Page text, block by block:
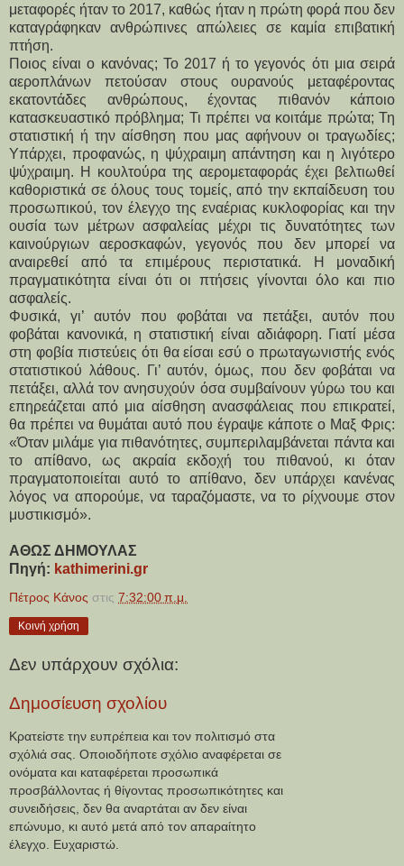
μεταφορές ήταν το 2017, καθώς ήταν η πρώτη φορά που δεν
καταγράφηκαν ανθρώπινες απώλειες σε καμία επιβατική
πτήση.
Ποιος είναι ο κανόνας; Το 2017 ή το γεγονός ότι μια σειρά
αεροπλάνων πετούσαν στους ουρανούς μεταφέροντας
εκατοντάδες ανθρώπους, έχοντας πιθανόν κάποιο
κατασκευαστικό πρόβλημα; Τι πρέπει να κοιτάμε πρώτα; Τη
στατιστική ή την αίσθηση που μας αφήνουν οι τραγωδίες;
Υπάρχει, προφανώς, η ψύχραιμη απάντηση και η λιγότερο
ψύχραιμη. Η κουλτούρα της αερομεταφοράς έχει βελτιωθεί
καθοριστικά σε όλους τους τομείς, από την εκπαίδευση του
προσωπικού, τον έλεγχο της εναέριας κυκλοφορίας και την
ουσία των μέτρων ασφαλείας μέχρι τις δυνατότητες των
καινούργιων αεροσκαφών, γεγονός που δεν μπορεί να
αναιρεθεί από τα επιμέρους περιστατικά. Η μοναδική
πραγματικότητα είναι ότι οι πτήσεις γίνονται όλο και πιο
ασφαλείς.
Φυσικά, γι’ αυτόν που φοβάται να πετάξει, αυτόν που
φοβάται κανονικά, η στατιστική είναι αδιάφορη. Γιατί μέσα
στη φοβία πιστεύεις ότι θα είσαι εσύ ο πρωταγωνιστής ενός
στατιστικού λάθους. Γι’ αυτόν, όμως, που δεν φοβάται να
πετάξει, αλλά τον ανησυχούν όσα συμβαίνουν γύρω του και
επηρεάζεται από μια αίσθηση ανασφάλειας που επικρατεί,
θα πρέπει να θυμάται αυτό που έγραψε κάποτε ο Μαξ Φρις:
«Όταν μιλάμε για πιθανότητες, συμπεριλαμβάνεται πάντα και
το απίθανο, ως ακραία εκδοχή του πιθανού, κι όταν
πραγματοποιείται αυτό το απίθανο, δεν υπάρχει κανένας
λόγος να απορούμε, να ταραζόμαστε, να το ρίχνουμε στον
μυστικισμό».
ΑΘΩΣ ΔΗΜΟΥΛΑΣ
Πηγή: kathimerini.gr
Πέτρος Κάνος στις 7:32:00 π.μ.
Κοινή χρήση
Δεν υπάρχουν σχόλια:
Δημοσίευση σχολίου
Κρατείστε την ευπρέπεια και τον πολιτισμό στα
σχόλιά σας. Οποιοδήποτε σχόλιο αναφέρεται σε
ονόματα και καταφέρεται προσωπικά
προσβάλλοντας ή θίγοντας προσωπικότητες και
συνειδήσεις, δεν θα αναρτάται αν δεν είναι
επώνυμο, κι αυτό μετά από τον απαραίτητο
έλεγχο. Ευχαριστώ.